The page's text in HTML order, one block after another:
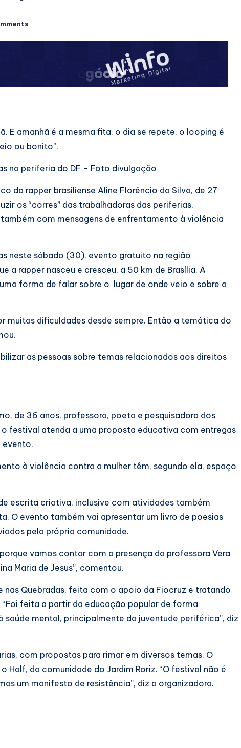
E amanhã é a mesma fita, o dia se repete, o looping é
ou bonito”.
na periferia do DF – Foto divulgação
da rapper brasiliense Aline Florêncio da Silva, de 27
os “corres” das trabalhadoras das periferias,
com mensagens de enfrentamento à violência
neste sábado (30), evento gratuito na região
a rapper nasceu e cresceu, a 50 km de Brasília. A
forma de falar sobre o lugar de onde veio e sobre a
muitas dificuldades desde sempre. Então a temática do
as pessoas sobre temas relacionados aos direitos
de 36 anos, professora, poeta e pesquisadora dos
o festival atenda a uma proposta educativa com entregas
evento.
à violência contra a mulher têm, segundo ela, espaço
escrita criativa, inclusive com atividades também
O evento também vai apresentar um livro de poesias
pela própria comunidade.
vamos contar com a presença da professora Vera
Maria de Jesus”, comentou.
nas Quebradas, feita com o apoio da Fiocruz e tratando
feita a partir da educação popular de forma
mental, principalmente da juventude periférica”, diz
com propostas para rimar em diversos temas. O
Half, da comunidade do Jardim Roriz. “O festival não é
um manifesto de resistência”, diz a organizadora.